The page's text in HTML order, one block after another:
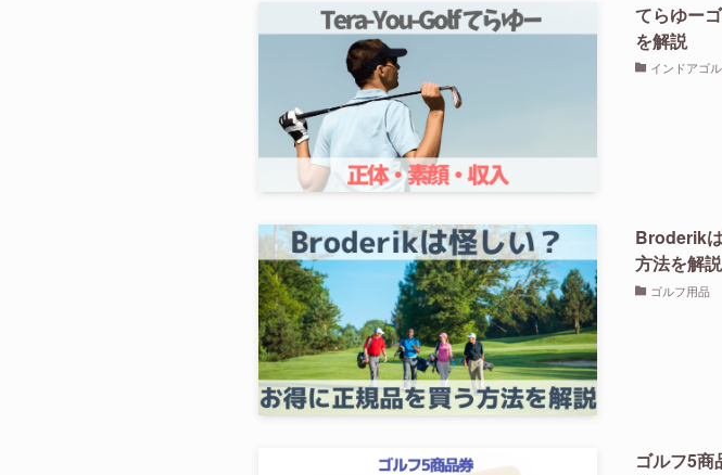
てらゆー
を解説
インドアゴ
Broderik
方法を解説
ゴルフ用品
ゴルフ5